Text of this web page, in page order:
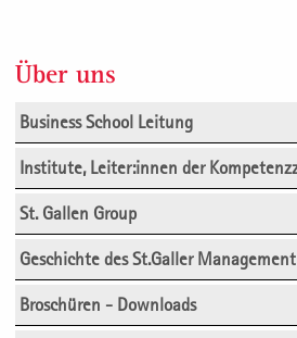
Über uns
Business School Leitung
Institute, Leiter:innen der
St. Gallen Group
Geschichte des St.Galler
Broschüren - Downloads